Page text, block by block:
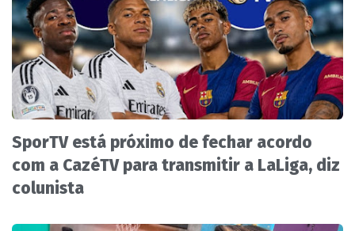
SporTV está próximo de fechar acordo
com a CazéTV para transmitir a LaLiga, diz
colunista